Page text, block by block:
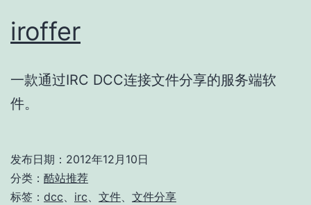
iroffer
一款通过IRC DCC连接文件分享的服务端软
件。
发布日期： 2012年12月10日
分类： 酷站推荐
标签： dcc irc 文件 文件分享